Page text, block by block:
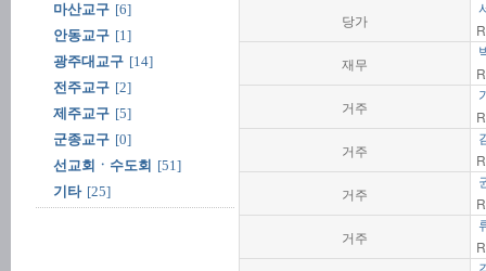
마산교구 [6]
안동교구 [1]
광주대교구 [14]
전주교구 [2]
제주교구 [5]
군종교구 [0]
선교회ㆍ수도회 [51]
기타 [25]
당가
재무
거주
거주
거주
거주